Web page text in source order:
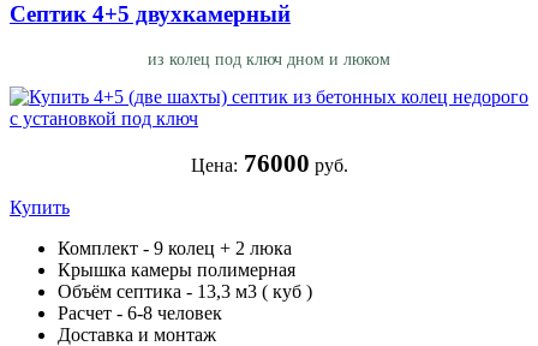
Септик 4+5 двухкамерный
из колец под ключ дном и люком
Цена: 76000 руб.
Купить
Комплект - 9 колец + 2 люка
Крышка камеры полимерная
Объём септика - 13,3 м3 ( куб )
Расчет - 6-8 человек
Доставка и монтаж